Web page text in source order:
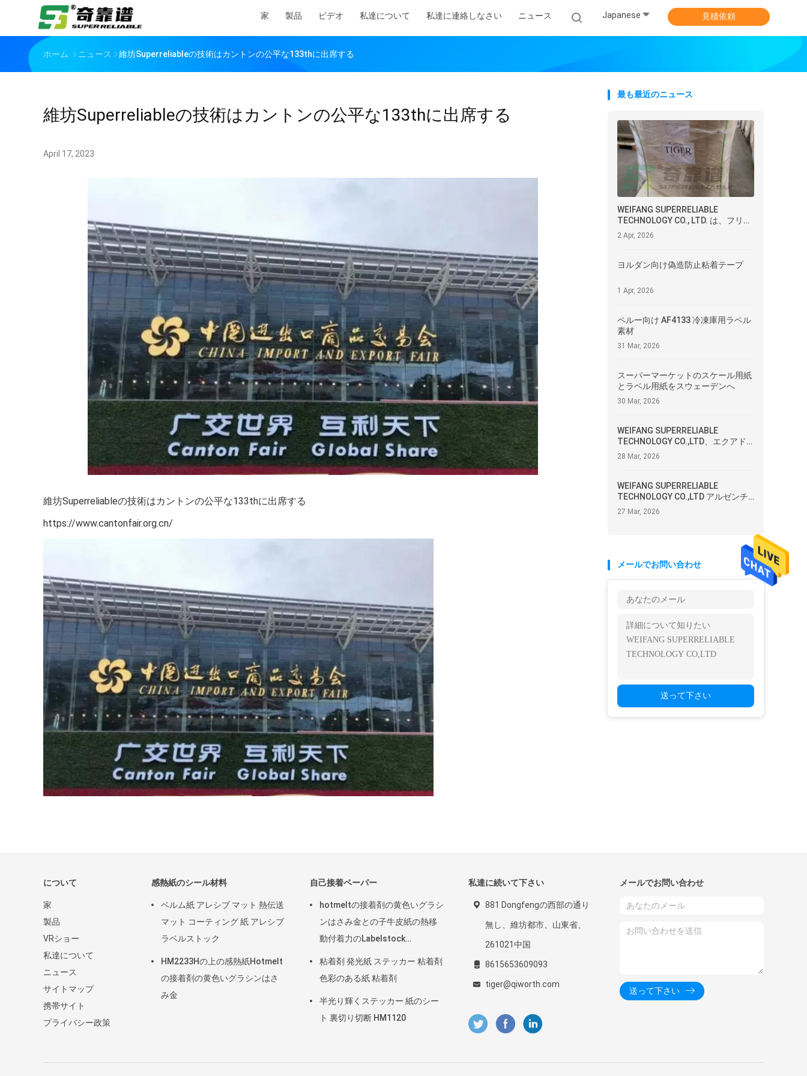
家 製品 ビデオ 私達について 私達に連絡しなさい ニュース Japanese 見積依頼
ホーム ニュース 維坊Superreliableの技術はカントンの公平な133thに出席する
維坊Superreliableの技術はカントンの公平な133thに出席する
April 17, 2023
維坊Superreliableの技術はカントンの公平な133thに出席する
https://www.cantonfair.org.cn/
最も最近のニュース
WEIFANG SUPERRELIABLE
TECHNOLOGY CO., LTD. は、フリー
ザーグレード接着剤付きダイレクト
サーマル合成紙をエクアドルに出荷
2 Apr, 2026
ヨルダン向け偽造防止粘着テープ
1 Apr, 2026
ペルー向け AF4133 冷凍庫用ラベル
素材
31 Mar, 2026
スーパーマーケットのスケール用紙
とラベル用紙をスウェーデンへ
30 Mar, 2026
WEIFANG SUPERRELIABLE
TECHNOLOGY CO.,LTD、エクアド
ルへ粘着印刷ラベルを出荷
28 Mar, 2026
WEIFANG SUPERRELIABLE
TECHNOLOGY CO.,LTD アルゼンチ
ンへ感熱ラベルを出荷
27 Mar, 2026
メールでお問い合わせ
送って下さい
について
家
製品
VRショー
私達について
ニュース
サイトマップ
携帯サイト
プライバシー政策
感熱紙のシール材料
ベルム紙 アレシブ マット 熱伝送
マット コーティング 紙 アレシブ
ラベルストック
HM2233Hの上の感熱紙Hotmelt
の接着剤の黄色いグラシンはさ
み金
自己接着ペーパー
hotmeltの接着剤の黄色いグラシ
ンはさみ金との子牛皮紙の熱移
動付着力のLabelstock
HM2533H
粘着剤 発光紙 ステッカー 粘着剤
色彩のある紙 粘着剤
半光り輝くステッカー 紙のシー
ト 裏切り切断 HM1120
私達に続いて下さい
881 Dongfengの西部の通り
無し、維坊都市、山東省、
261021中国
8615653609093
tiger@qiworth.com
メールでお問い合わせ
送って下さい